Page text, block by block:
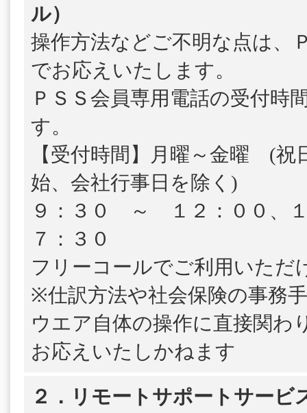
ル）
操作方法などご不明な点は、
でお応えいたします。
ＰＳＳ会員専用電話の受付時
す。
【受付時間】月曜～金曜 (祝
始、会社行事日を除く)
９：３０ ～ １２：００、
７：３０
フリーコールでご利用いただ
※仕訳方法や社会保険の事務
ウエア自体の操作に直接関わ
お応えいたしかねます
２．リモートサポートサービ